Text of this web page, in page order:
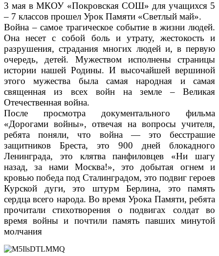
3 мая в МКОУ «Покровская СОШ» для учащихся 5
– 7 классов прошел Урок Памяти «Светлый май».
Война – самое трагическое событие в жизни людей.
Она несет с собой боль и утрату, жестокость и
разрушения, страдания многих людей и, в первую
очередь, детей. Мужеством исполнены страницы
истории нашей Родины. И высочайшей вершиной
этого мужества была самая народная исамая
священная из всех войн на земле – Великая
Отечественная война.
После просмотра документального фильма
«Дорогами войны», отвечая на вопросы учителя,
ребята поняли, что война — это бесстрашие
защитников Бреста, это 900 дней блокадного
Ленинграда, это клятва панфиловцев «Ни шагу
назад, за нами Москва!», это добытая огнем и
кровью победа под Сталинградом, это подвиг героев
Курской дуги, это штурм Берлина, это память
сердца всего народа. Во время Урока Памяти, ребята
прочитали стихотворения о подвигах солдат во
время войны и почтили память павших минутой
молчания